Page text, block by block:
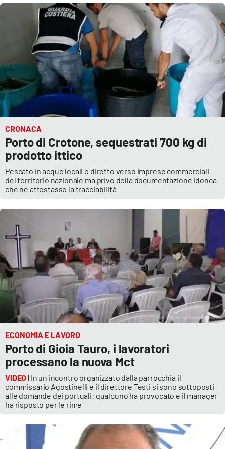
CRONACA
Porto di Crotone, sequestrati 700 kg di
prodotto ittico
Pescato in acque locali e diretto verso imprese commerciali
del territorio nazionale ma privo della documentazione idonea
che ne attestasse la tracciabilità
ECONOMIA E LAVORO
Porto di Gioia Tauro, i lavoratori
processano la nuova Mct
VIDEO| In un incontro organizzato dalla parrocchia il
commissario Agostinelli e il direttore Testi si sono sottoposti
alle domande dei portuali: qualcuno ha provocato e il manager
ha risposto per le rime